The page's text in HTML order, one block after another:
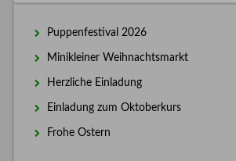
Puppenfestival 2026
Minikleiner Weihnachtsmarkt
Herzliche Einladung
Einladung zum Oktoberkurs
Frohe Ostern